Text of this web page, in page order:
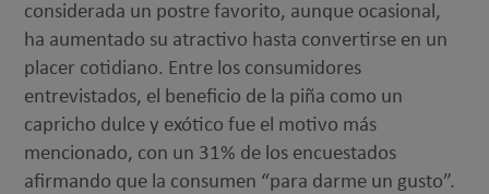
considerada un postre favorito, aunque ocasional,
ha aumentado su atractivo hasta convertirse en un
placer cotidiano. Entre los consumidores
entrevistados, el beneficio de la piña como un
capricho dulce y exótico fue el motivo más
mencionado, con un 31% de los encuestados
afirmando que la consumen “para darme un gusto”.